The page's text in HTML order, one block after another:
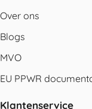
Over ons
Blogs
MVO
EU PPWR
Klantenservice